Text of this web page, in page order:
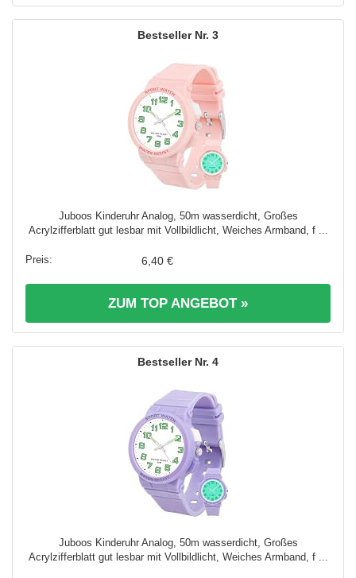
3
Juboos Kinderuhr Analog, 50m wasserdicht, Großes
Acrylzifferblatt gut lesbar mit Vollbildlicht, Weiches Armband, f ...
6,40 €
ZUM TOP ANGEBOT »
4
Juboos Kinderuhr Analog, 50m wasserdicht, Großes
Acrylzifferblatt gut lesbar mit Vollbildlicht, Weiches Armband, f ...